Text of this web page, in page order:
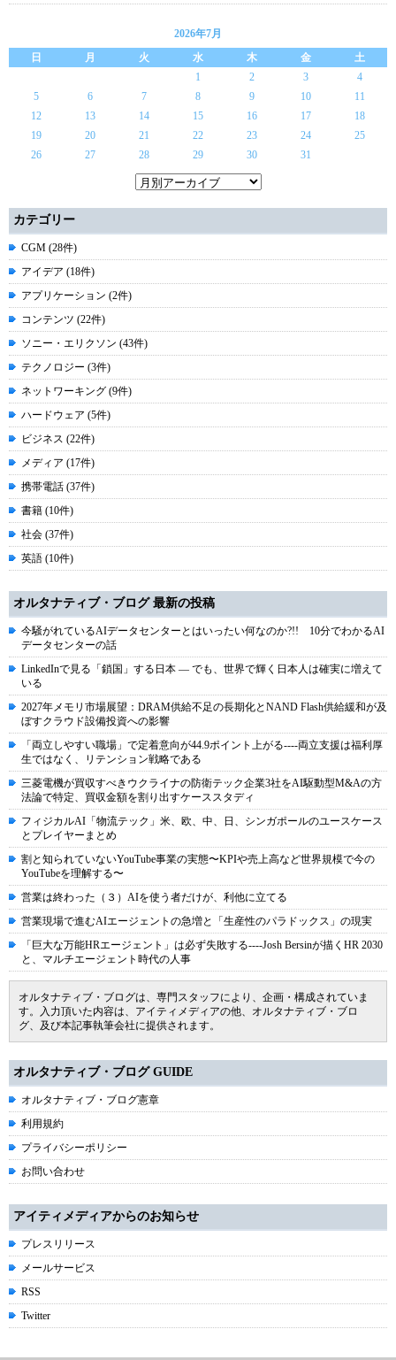
2026年7月
日
月 火 水 木 金
土
1
2 3
4
5
6 7 8 9 10
11
12
13 14 15 16 17
18
19
20 21 22 23 24
25
26
27 28 29 30 31
カテゴリー
CGM (28件)
アイデア (18件)
アプリケーション (2件)
コンテンツ (22件)
ソニー・エリクソン (43件)
テクノロジー (3件)
ネットワーキング (9件)
ハードウェア (5件)
ビジネス (22件)
メディア (17件)
携帯電話 (37件)
書籍 (10件)
社会 (37件)
英語 (10件)
オルタナティブ・ブログ 最新の投稿
今騒がれているAIデータセンターとはいったい何なのか?!! 10分でわかるAI
データセンターの話
LinkedInで見る「鎖国」する日本 ― でも、世界で輝く日本人は確実に増えて
いる
2027年メモリ市場展望：DRAM供給不足の長期化とNAND Flash供給緩和が及
ぼすクラウド設備投資への影響
「両立しやすい職場」で定着意向が44.9ポイント上がる----両立支援は福利厚
生ではなく、リテンション戦略である
三菱電機が買収すべきウクライナの防衛テック企業3社をAI駆動型M&Aの方
法論で特定、買収金額を割り出すケーススタディ
フィジカルAI「物流テック」米、欧、中、日、シンガポールのユースケース
とプレイヤーまとめ
割と知られていないYouTube事業の実態〜KPIや売上高など世界規模で今の
YouTubeを理解する〜
営業は終わった（３）AIを使う者だけが、利他に立てる
営業現場で進むAIエージェントの急増と「生産性のパラドックス」の現実
「巨大な万能HRエージェント」は必ず失敗する----Josh Bersinが描くHR 2030
と、マルチエージェント時代の人事
オルタナティブ・ブログは、専門スタッフにより、企画・構成されていま
す。入力頂いた内容は、アイティメディアの他、オルタナティブ・ブロ
グ、及び本記事執筆会社に提供されます。
オルタナティブ・ブログ GUIDE
オルタナティブ・ブログ憲章
利用規約
プライバシーポリシー
お問い合わせ
アイティメディアからのお知らせ
プレスリリース
メールサービス
RSS
Twitter